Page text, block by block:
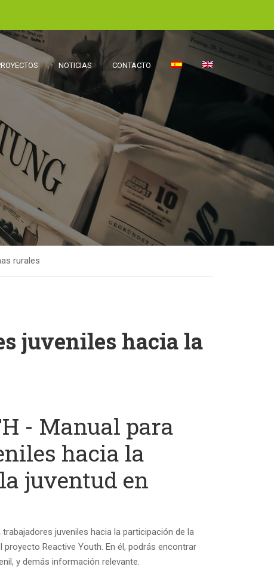
NOTICIAS CONTACTO
rurales
juveniles hacia la
- Manual para
hacia la
juventud en
juveniles hacia la participación de la
Reactive Youth. En él, podrás encontrar
y demás información relevante.